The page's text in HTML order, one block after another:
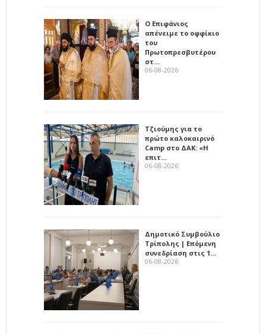
Ο Επιφάνιος
απένειμε το οφφίκιο
του
Πρωτοπρεσβυτέρου
στ…
06-08-2026
Τζιούμης για το
πρώτο καλοκαιρινό
Camp στο ΔΑΚ: «Η
επιτ…
06-08-2026
Δημοτικό Συμβούλιο
Τρίπολης | Επόμενη
συνεδρίαση στις 1…
06-08-2026